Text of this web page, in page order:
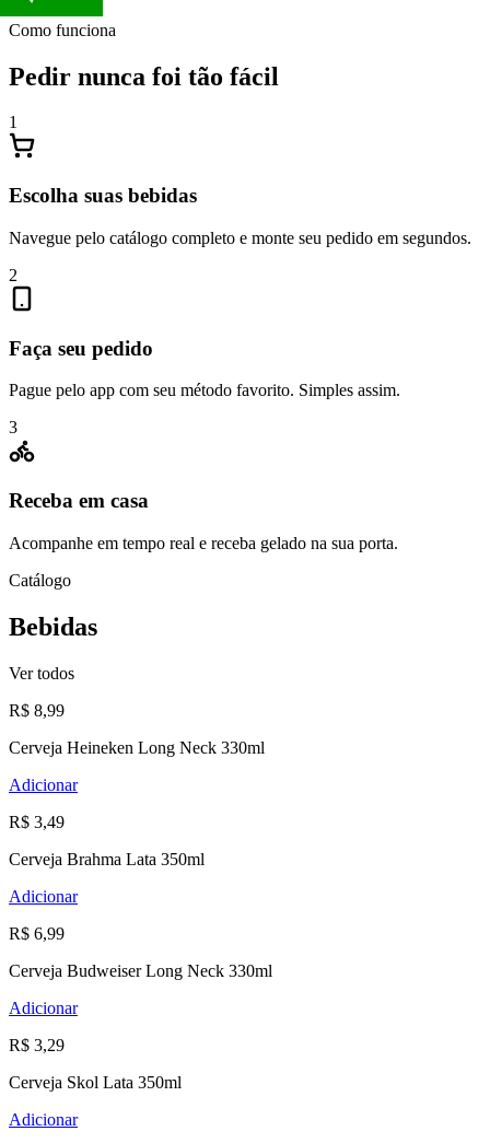
Como funciona
Pedir nunca foi tão fácil
1
Escolha suas bebidas
Navegue pelo catálogo completo e monte seu pedido em segundos.
2
Faça seu pedido
Pague pelo app com seu método favorito. Simples assim.
3
Receba em casa
Acompanhe em tempo real e receba gelado na sua porta.
Catálogo
Bebidas
Ver todos
R$ 8,99
Cerveja Heineken Long Neck 330ml
Adicionar
R$ 3,49
Cerveja Brahma Lata 350ml
Adicionar
R$ 6,99
Cerveja Budweiser Long Neck 330ml
Adicionar
R$ 3,29
Cerveja Skol Lata 350ml
Adicionar